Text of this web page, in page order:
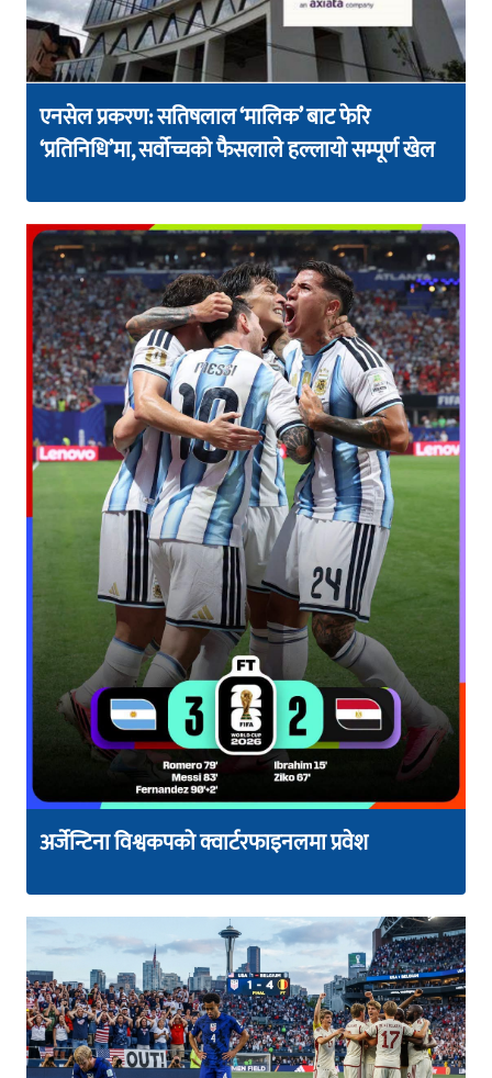
एनसेल प्रकरण: सतिषलाल ‘मालिक’ बाट फेरि
‘प्रतिनिधि’मा, सर्वोच्चको फैसलाले हल्लायो सम्पूर्ण खेल
अर्जेन्टिना विश्वकपको क्वार्टरफाइनलमा प्रवेश